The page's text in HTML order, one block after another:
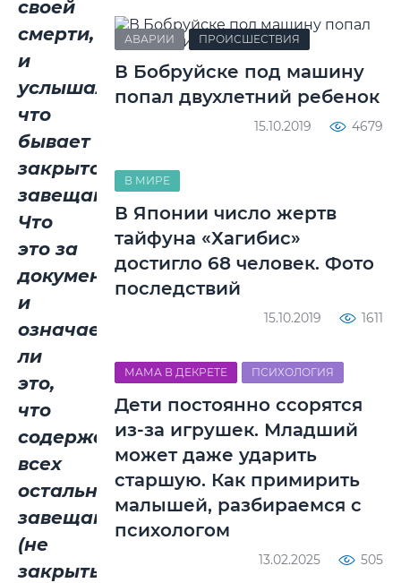
своей
смерти,
и
услышал,
что
бывает
закрытое
завещание.
Что
это за
документ,
и
означает
ли
это,
что
содержание
всех
остальных
завещаний
(не
закрытых)
АВАРИИ ПРОИСШЕСТВИЯ
В Бобруйске под машину
попал двухлетний ребенок
15.10.2019 4679
В МИРЕ
В Японии число жертв
тайфуна «Хагибис»
достигло 68 человек. Фото
последствий
15.10.2019 1611
МАМА В ДЕКРЕТЕ ПСИХОЛОГИЯ
Дети постоянно ссорятся
из-за игрушек. Младший
может даже ударить
старшую. Как примирить
малышей, разбираемся с
психологом
13.02.2025 505